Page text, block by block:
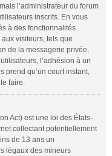
l’administrateur du forum
inscrits. En vous
à des fonctionnalités
visiteurs, tels que
de la messagerie privée,
l’adhésion à un
prend qu’un court instant,
faire.
Act) est une loi des États-
collectant potentiellement
de 13 ans un
légaux des mineurs